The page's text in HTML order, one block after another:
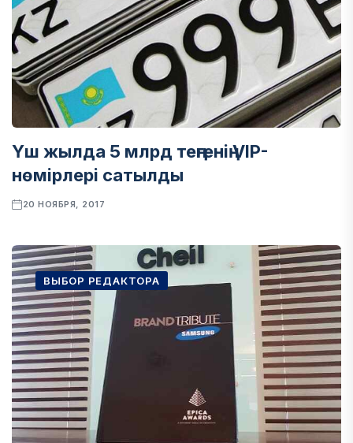
Үш жылда 5 млрд теңгенің VIP-
нөмірлері сатылды
20 НОЯБРЯ, 2017
ВЫБОР РЕДАКТОРА